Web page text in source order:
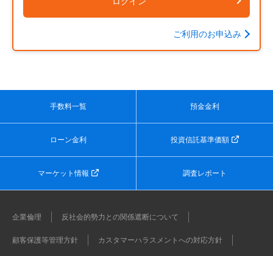
ご利用のお申込み
手数料一覧 預金金利
ローン金利 投資信託基準価額
マーケット情報 調査レポート
企業倫理 反社会的勢力との関係遮断について
顧客保護等管理方針 カスタマーハラスメントへの対応方針